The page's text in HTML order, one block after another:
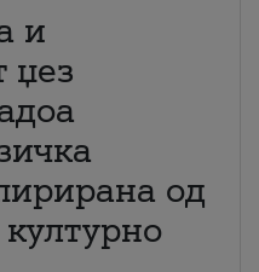
и
џез
од